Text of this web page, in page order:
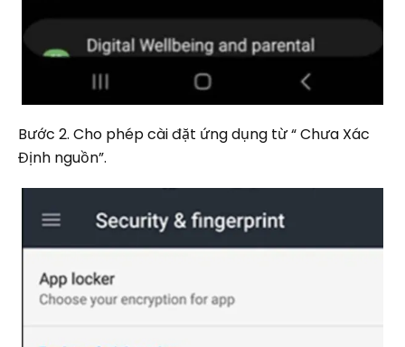
Bước 2. Cho phép cài đặt ứng dụng từ “ Chưa Xác
Định nguồn”.